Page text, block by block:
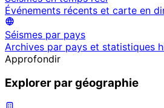
Événements récents et carte en
Séismes par pays
Archives par pays et statistiques
Approfondir
Explorer par géographie